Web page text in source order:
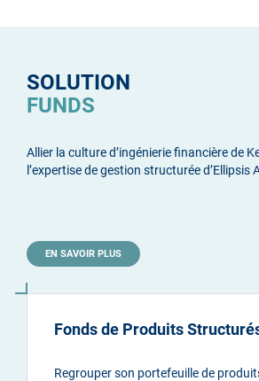
SOLUTION
FUNDS
Allier la culture d’ingénierie financière de
l’expertise de gestion structurée d’Ellipsis
EN SAVOIR PLUS
Fonds de Produits
Regrouper son portefeuille de